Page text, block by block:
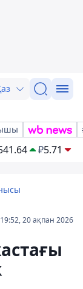
₽5.71
19:52, 20 ақпан 2026